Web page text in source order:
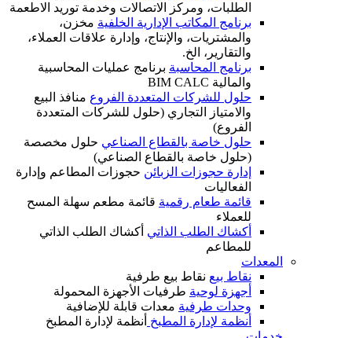
الطلبات، ومركز الاتصالات وخدمة توريد الاطعمة
برنامج المكاتب الإدارية الخلفية مخزن،
والمشتريات، والإنتاج، وإدارة علاقات العملاء،
والتقارير، الخ.
برنامج المحاسبة برنامج عمليات المحاسبية
والمالية BIM CALC
حلول للشركات المتعددة الفروع منافذ البيع
والامتياز التجاري (حلول للشركات المتعددة
الفروع)
حلول خاصة بالقطاع الصناعي حلول مخصصة
(حلول خاصة بالقطاع الصناعي)
إدارة حجوزات الزبائن حجوزات المطاعم وإدارة
الفعاليات
قائمة طعام رقمية قائمة مطعم سهلة المسح
للعملاء
أكشاك الطلب الذاتي أكشاك الطلب الذاتي
للمطاعم
المعدات
نقاط بيع نقاط بيع طرفية
أجهزة لوحية طرفيات الأجهزة المحمولة
وحدات طرفية معدات قابلة للإضافية
أنظمة لإدارة المطبخ أنظمة لإدارة المطبخ